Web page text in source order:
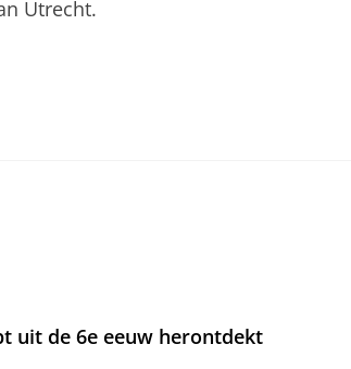
Utrecht.
uit de 6e eeuw herontdekt